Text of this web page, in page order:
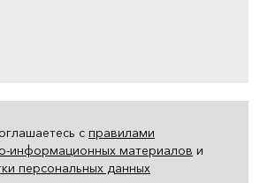
с правилами
информационных материалов и
персональных данных